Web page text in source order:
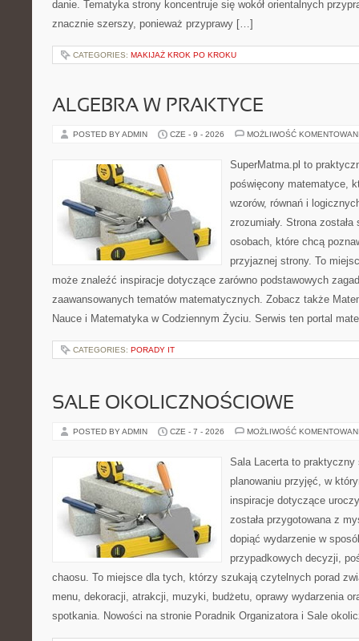
danie. Tematyka strony koncentruje się wokół orientalnych
znacznie szerszy, ponieważ przyprawy […]
CATEGORIES: MAKIJAŻ KROK PO KROKU
ALGEBRA W PRAKTYCE
POSTED BY ADMIN CZE - 9 - 2026 MOŻLIWOŚĆ
SuperMatma.pl to
poświęcony matematyce,
wzorów, równań i
zrozumiały. Strona
osobach, które chcą
przyjaznej strony. To
może znaleźć inspiracje dotyczące zarówno podstawowych
zaawansowanych tematów matematycznych. Zobacz także
Nauce i Matematyka w Codziennym Życiu. Serwis ten portal
CATEGORIES: PORADY IT
SALE OKOLICZNOŚCIOWE
POSTED BY ADMIN CZE - 7 - 2026 MOŻLIWOŚĆ
Sala Lacerta to praktyczny
planowaniu przyjęć, w
inspiracje dotyczące
została przygotowana z
dopiąć wydarzenie w
przypadkowych decyzji,
chaosu. To miejsce dla tych, którzy szukają czytelnych porad
menu, dekoracji, atrakcji, muzyki, budżetu, oprawy wydarzenia
spotkania. Nowości na stronie Poradnik Organizatora i Sale